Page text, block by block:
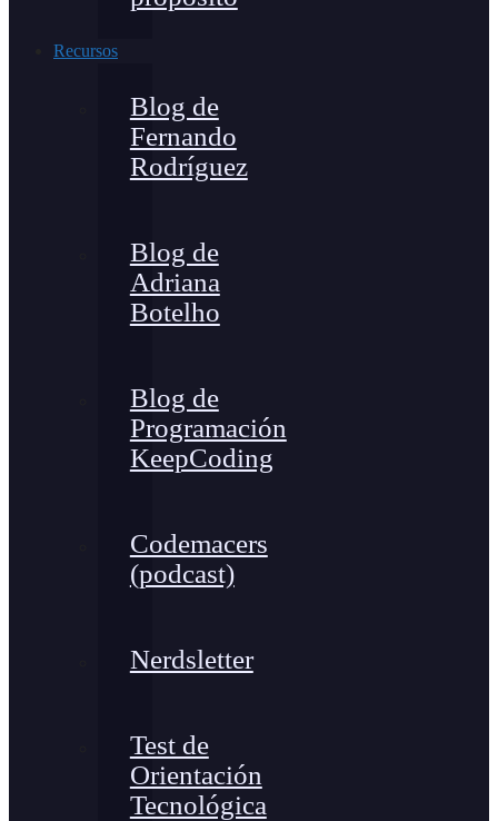
Recursos
Blog de
Fernando
Rodríguez
Blog de
Adriana
Botelho
Blog de
Programación
KeepCoding
Codemacers
(podcast)
Nerdsletter
Test de
Orientación
Tecnológica